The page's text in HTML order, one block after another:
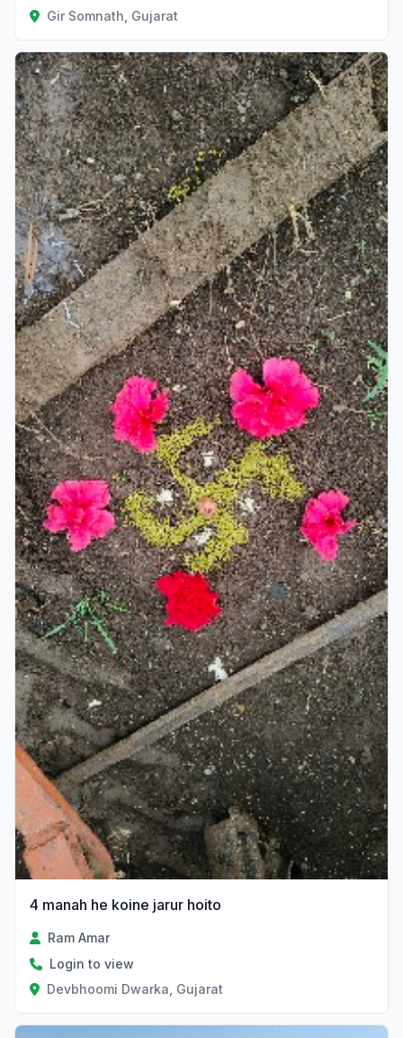
Gir Somnath, Gujarat
4 manah he koine jarur hoito
Ram Amar
Login to view
Devbhoomi Dwarka, Gujarat